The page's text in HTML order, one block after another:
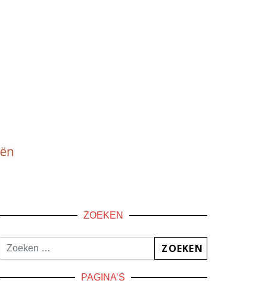
ZOEKEN
PAGINA’S